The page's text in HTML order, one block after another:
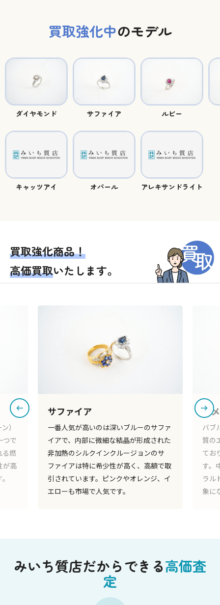
買取強化中のモデル
ダイヤモンド サファイア ルビー
キャッツアイ オパール アレキサンドライト
買取強化商品！
高価買取いたします。
ァ
れた
サ
で取
イ
エメラルド
バブル時代に多く見られた大ぶりで高品
質のエメラルドは国内の流通量が減少し
ており、市場での価値が高まっていま
す。中でも深い緑色で透明度の高いエメ
ラルドグリーンのタイプは高額買取の対
象になっています。
ル
赤色
のル
す。
える
く、
みいち質店だからできる高価査
定